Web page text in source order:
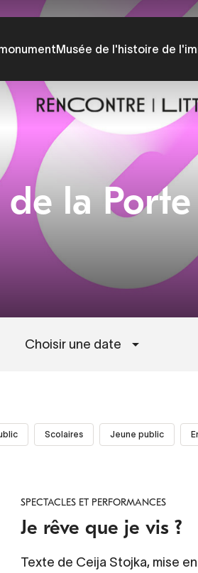
Musée de l'histoire de
la
Choisir une date
Scolaires Jeune public
SPECTACLES ET PERFORMANCES
Je rêve que je vis ?
Texte de Ceija Stojka, mise